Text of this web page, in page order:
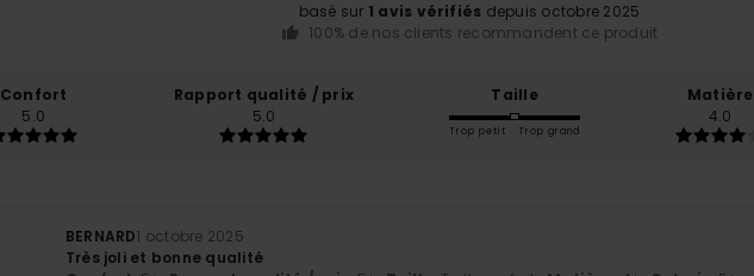
basé sur 1 avis vérifiés depuis octobre 2025
100% de nos clients recommandent ce produit
Confort
5.0
Rapport qualité / prix
5.0
Taille
Trop petit Trop grand
Matière
4.0
BERNARD1 octobre 2025
Très joli et bonne qualité